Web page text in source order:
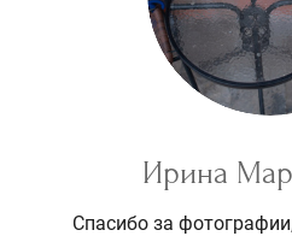
Ирина
Спасибо за